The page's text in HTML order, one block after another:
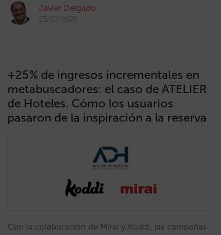
Javier Delgado
23/07/2025
+25% de ingresos incrementales en
metabuscadores: el caso de ATELIER
de Hoteles. Cómo los usuarios
pasaron de la inspiración a la reserva
Con la colaboración de Mirai y Koddi, las campañas